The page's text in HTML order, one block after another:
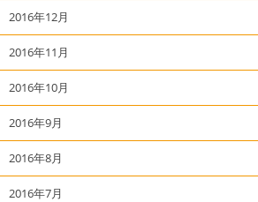
2016年12月
2016年11月
2016年10月
2016年9月
2016年8月
2016年7月